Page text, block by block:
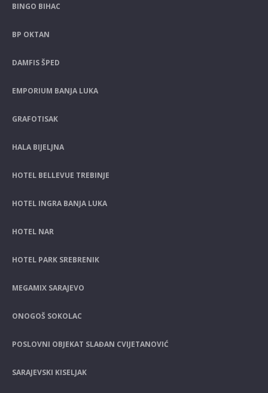
BINGO BIHAC
BP OKTAN
DAMFIS ŠPED
EMPORIUM BANJA LUKA
GRAFOTISAK
HALA BIJELJNA
HOTEL BELLEVUE TREBINJE
HOTEL INGRA BANJA LUKA
HOTEL NAR
HOTEL PARK SREBRENIK
MEGAMIX SARAJEVO
ONOGOŠ SOKOLAC
POSLOVNI OBJEKAT SLAĐAN CVIJETANOVIĆ
SARAJEVSKI KISELJAK